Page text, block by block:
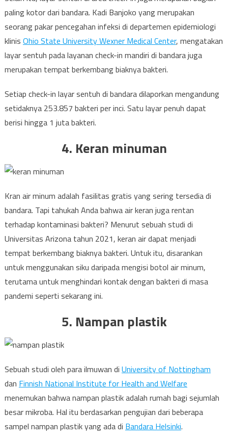
paling kotor dari bandara. Kadi Banjoko yang merupakan
seorang pakar pencegahan infeksi di departemen epidemiologi
klinis Ohio State University Wexner Medical Center, mengatakan
layar sentuh pada layanan check-in mandiri di bandara juga
merupakan tempat berkembang biaknya bakteri.
Setiap check-in layar sentuh di bandara dilaporkan mengandung
setidaknya 253.857 bakteri per inci. Satu layar penuh dapat
berisi hingga 1 juta bakteri.
4. Keran minuman
Kran air minum adalah fasilitas gratis yang sering tersedia di
bandara. Tapi tahukah Anda bahwa air keran juga rentan
terhadap kontaminasi bakteri? Menurut sebuah studi di
Universitas Arizona tahun 2021, keran air dapat menjadi
tempat berkembang biaknya bakteri. Untuk itu, disarankan
untuk menggunakan siku daripada mengisi botol air minum,
terutama untuk menghindari kontak dengan bakteri di masa
pandemi seperti sekarang ini.
5. Nampan plastik
Sebuah studi oleh para ilmuwan di University of Nottingham
dan Finnish National Institute for Health and Welfare
menemukan bahwa nampan plastik adalah rumah bagi sejumlah
besar mikroba. Hal itu berdasarkan pengujian dari beberapa
sampel nampan plastik yang ada di Bandara Helsinki.